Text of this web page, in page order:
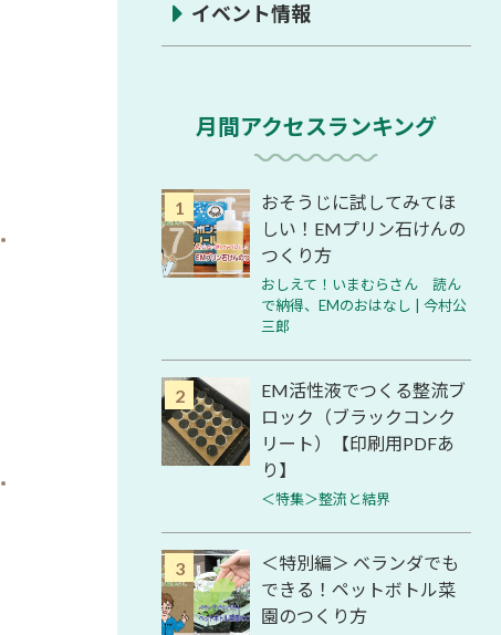
イベント情報
月間アクセスランキング
おそうじに試してみてほ
しい！EMプリン石けんの
つくり方
おしえて！いまむらさん 読ん
で納得、EMのおはなし | 今村公
三郎
EM活性液でつくる整流ブ
ロック（ブラックコンク
リート）【印刷用PDFあ
り】
＜特集＞整流と結界
＜特別編＞ ベランダでも
できる！ペットボトル菜
園のつくり方